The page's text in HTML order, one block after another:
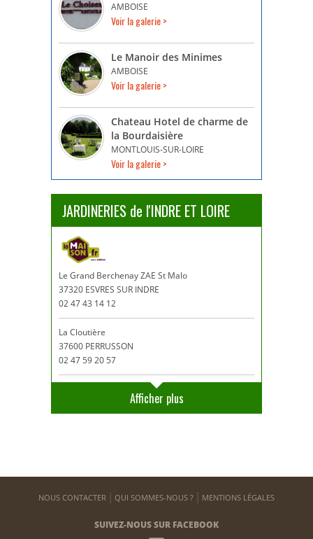
AMBOISE
Voir la galerie >
Le Manoir des Minimes
AMBOISE
Voir la galerie >
Chateau Hotel de charme de
la Bourdaisière
MONTLOUIS-SUR-LOIRE
Voir la galerie >
JARDINERIES de l'INDRE ET LOIRE
Le Grand Berchenay ZAE St Malo
37320 ESVRES SUR INDRE
02 47 43 14 12
La Cloutière
37600 PERRUSSON
02 47 59 20 57
Afficher plus
NOUS CONTACTER QUI SOMMES-NOUS ? MENTIONS LÉGALES
SUIVEZ-NOUS SUR FACEBOOK